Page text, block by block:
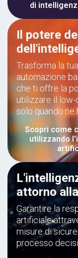
di
Il potere
Trasforma la
automazione
che ti offre la
utilizzare il
solo quando ne
Scopri come
utilizzando
attorno
Garantire la
artificiale
misure di
processo